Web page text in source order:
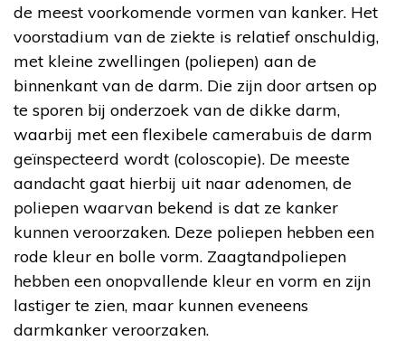
de meest voorkomende vormen van kanker. Het
voorstadium van de ziekte is relatief onschuldig,
met kleine zwellingen (poliepen) aan de
binnenkant van de darm. Die zijn door artsen op
te sporen bij onderzoek van de dikke darm,
waarbij met een flexibele camerabuis de darm
geïnspecteerd wordt (coloscopie). De meeste
aandacht gaat hierbij uit naar adenomen, de
poliepen waarvan bekend is dat ze kanker
kunnen veroorzaken. Deze poliepen hebben een
rode kleur en bolle vorm. Zaagtandpoliepen
hebben een onopvallende kleur en vorm en zijn
lastiger te zien, maar kunnen eveneens
darmkanker veroorzaken.